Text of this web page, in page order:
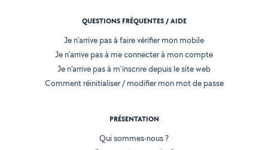
QUESTIONS FRÉQUENTES / AIDE
Je n'arrive pas à faire vérifier mon mobile
Je n'arrive pas à me connecter à mon compte
Je n'arrive pas à m'inscrire depuis le site web
Comment réinitialiser / modifier mon mot de passe
PRÉSENTATION
Qui sommes-nous ?